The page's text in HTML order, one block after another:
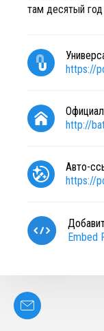
там десятый год
https://
http://
Авто-
https://
Embed